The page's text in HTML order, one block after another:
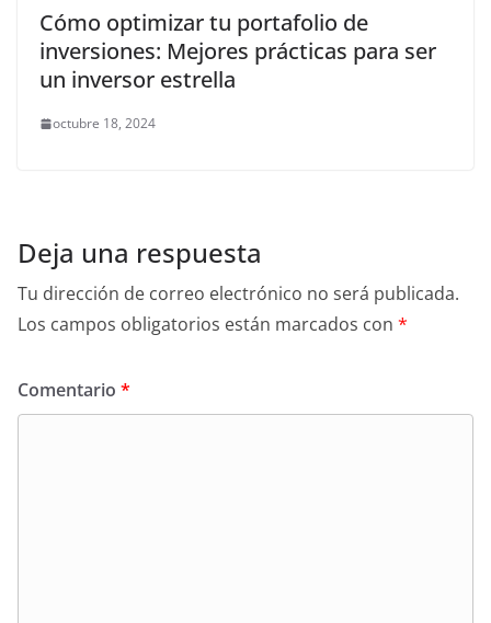
Cómo optimizar tu portafolio de
inversiones: Mejores prácticas para ser
un inversor estrella
octubre 18, 2024
Deja una respuesta
Tu dirección de correo electrónico no será publicada.
Los campos obligatorios están marcados con *
Comentario *